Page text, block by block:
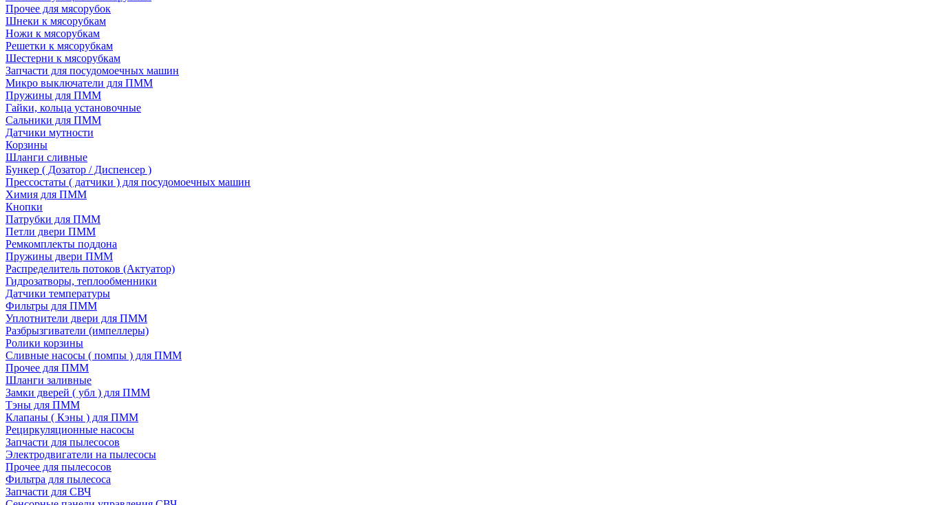
Прочее для мясорубок
Шнеки к мясорубкам
Ножи к мясорубкам
Решетки к мясорубкам
Шестерни к мясорубкам
Запчасти для посудомоечных машин
Микро выключатели для ПММ
Пружины для ПММ
Гайки, кольца установочные
Сальники для ПММ
Датчики мутности
Корзины
Шланги сливные
Бункер ( Дозатор / Диспенсер )
Прессостаты ( датчики ) для посудомоечных машин
Химия для ПММ
Кнопки
Патрубки для ПММ
Петли двери ПММ
Ремкомплекты поддона
Пружины двери ПММ
Распределитель потоков (Актуатор)
Гидрозатворы, теплообменники
Датчики температуры
Фильтры для ПММ
Уплотнители двери для ПММ
Разбрызгиватели (импеллеры)
Ролики корзины
Сливные насосы ( помпы ) для ПММ
Прочее для ПММ
Шланги заливные
Замки дверей ( убл ) для ПММ
Тэны для ПММ
Клапаны ( Кэны ) для ПММ
Рециркуляционные насосы
Запчасти для пылесосов
Электродвигатели на пылесосы
Прочее для пылесосов
Фильтра для пылесоса
Запчасти для СВЧ